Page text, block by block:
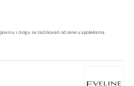
i mogu se razlikovati od cene u apotekama.